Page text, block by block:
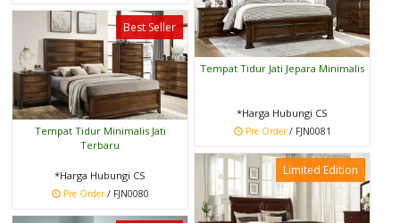
Tempat Tidur Jati Jepara Minimalis
*Harga Hubungi CS
Pre Order/ FJN0081
Best Seller
Tempat Tidur Minimalis Jati
Terbaru
*Harga Hubungi CS
Pre Order/ FJN0080
Limited Edition